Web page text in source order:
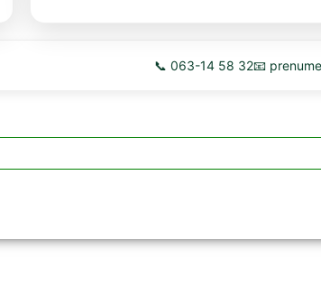
📞 063-14 58 32📧